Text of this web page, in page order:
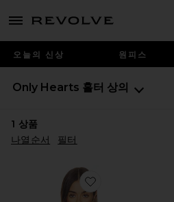
menu - shows more content
오늘의 신상 원피스
Only Hearts 홀터 상의
1 상품
나열순서
필터
Favorite RITA 바디수트